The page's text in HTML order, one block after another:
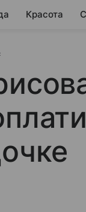
Красота